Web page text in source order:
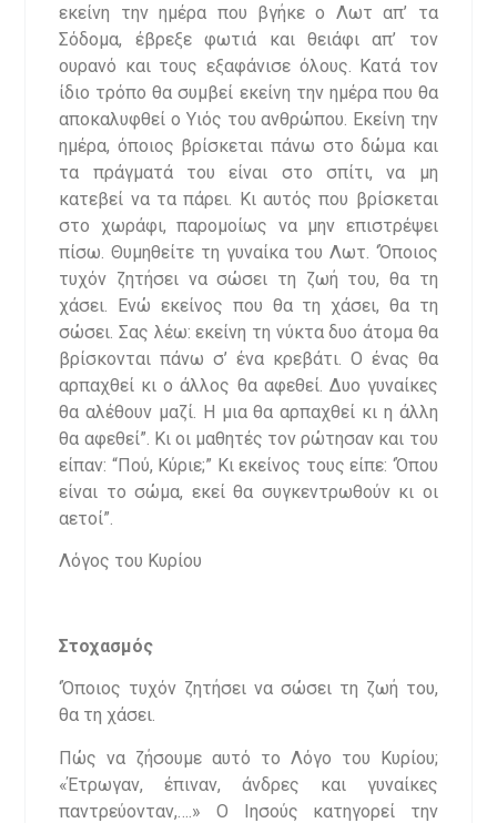
εκείνη την ημέρα που βγήκε ο Λωτ απ’ τα
Σόδομα, έβρεξε φωτιά και θειάφι απ’ τον
ουρανό και τους εξαφάνισε όλους. Κατά τον
ίδιο τρόπο θα συμβεί εκείνη την ημέρα που θα
αποκαλυφθεί ο Υιός του ανθρώπου. Εκείνη την
ημέρα, όποιος βρίσκεται πάνω στο δώμα και
τα πράγματά του είναι στο σπίτι, να μη
κατεβεί να τα πάρει. Κι αυτός που βρίσκεται
στο χωράφι, παρομοίως να μην επιστρέψει
πίσω. Θυμηθείτε τη γυναίκα του Λωτ. ‘Όποιος
τυχόν ζητήσει να σώσει τη ζωή του, θα τη
χάσει. Ενώ εκείνος που θα τη χάσει, θα τη
σώσει. Σας λέω: εκείνη τη νύκτα δυο άτομα θα
βρίσκονται πάνω σ’ ένα κρεβάτι. Ο ένας θα
αρπαχθεί κι ο άλλος θα αφεθεί. Δυο γυναίκες
θα αλέθουν μαζί. Η μια θα αρπαχθεί κι η άλλη
θα αφεθεί”. Κι οι μαθητές τον ρώτησαν και του
είπαν: “Πού, Κύριε;” Κι εκείνος τους είπε: ‘Όπου
είναι το σώμα, εκεί θα συγκεντρωθούν κι οι
αετοί”.
Λόγος του Κυρίου
Στοχασμός
‘Όποιος τυχόν ζητήσει να σώσει τη ζωή του,
θα τη χάσει.
Πώς να ζήσουμε αυτό το Λόγο του Κυρίου;
«Έτρωγαν, έπιναν, άνδρες και γυναίκες
παντρεύονταν,….» Ο Ιησούς κατηγορεί την